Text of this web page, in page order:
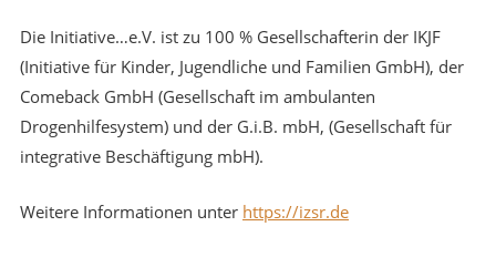
Die Initiative…e.V. ist zu 100 % Gesellschafterin der IKJF
(Initiative für Kinder, Jugendliche und Familien GmbH), der
Comeback GmbH (Gesellschaft im ambulanten
Drogenhilfesystem) und der G.i.B. mbH, (Gesellschaft für
integrative Beschäftigung mbH).
Weitere Informationen unter https://izsr.de